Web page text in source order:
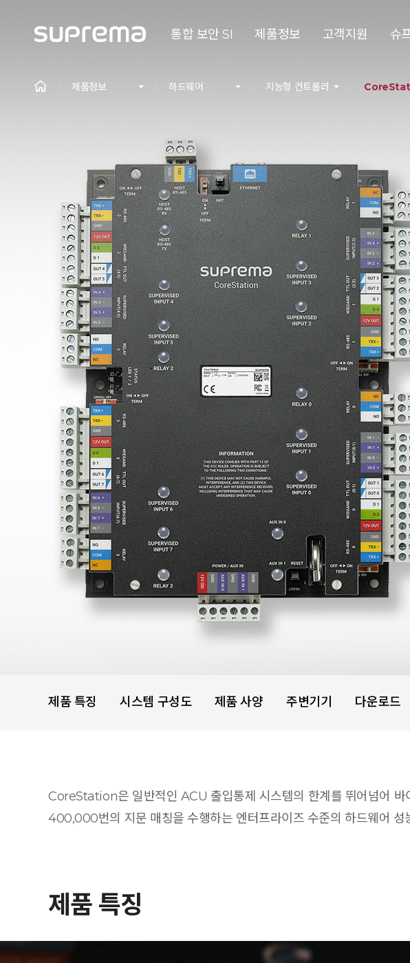
통합 보안 SI 제품정보 고객지원 슈
제품정보 하드웨어 지능형 컨트롤러
제품 특징 시스템 구성도 제품 사양 주변기기 다운로드
CoreStation은 일반적인 ACU 출입통제 시스템의 한계를 뛰어넘어
400,000번의 지문 매칭을 수행하는 엔터프라이즈 수준의 하드웨어
제품 특징